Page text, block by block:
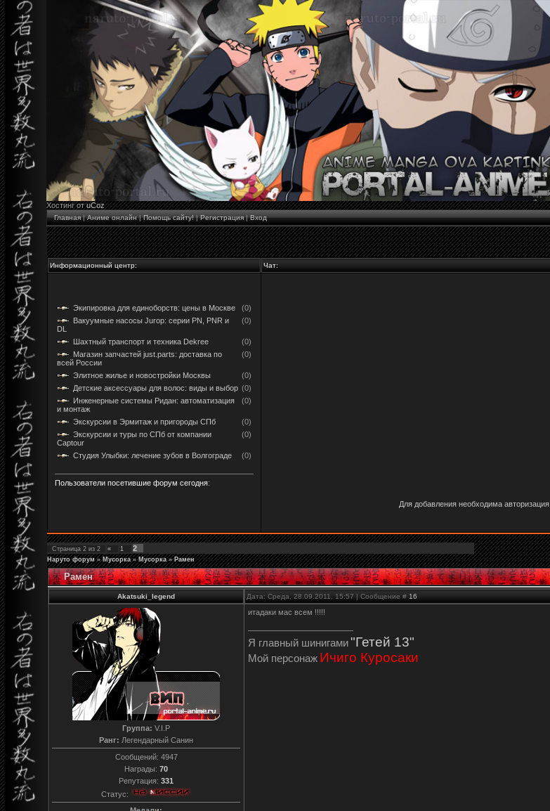
Хостинг отuCoz
Главная|Аниме онлайн|Помощь сайту!|Регистрация|Вход
Информационный центр: Чат:
Экипировка для единоборств: цены в Москве
(0)
Вакуумные насосы Jurop: серии PN, PNR и
DL
(0)
Шахтный транспорт и техника Dekree
(0)
Магазин запчастей just.parts: доставка по
всей России
(0)
Элитное жилье и новостройки Москвы
(0)
Детские аксессуары для волос: виды и выбор (0)
Инженерные системы Ридан: автоматизация
и монтаж
(0)
Экскурсии в Эрмитаж и пригороды СПб
(0)
Экскурсии и туры по СПб от компании
Captour
(0)
Студия Улыбки: лечение зубов в Волгограде (0)
Пользователи посетившие форум сегодня:
Для добавления необходима авторизация
Страница 2 из 2 « 1 2
Наруто форум » Мусорка » Мусорка » Рамен
Рамен
Akatsuki_legend Дата: Среда, 28.09.2011, 15:57 | Сообщение # 16
Группа: V.I.P
Ранг: Легендарный Санин
Сообщений: 4947
Награды: 70
Репутация: 331
Статус:
итадаки мас всем !!!!!
Я главный шинигами"Гетей 13"
Мой персонаж Ичиго Куросаки